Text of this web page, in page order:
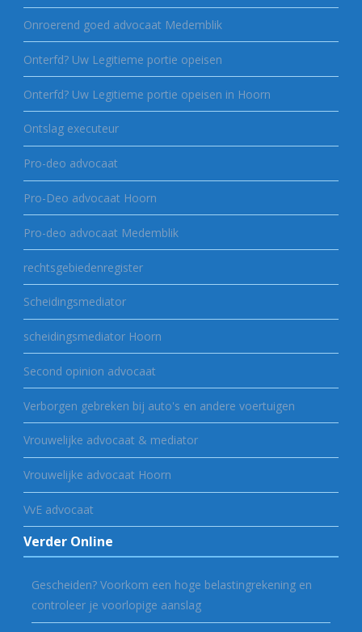
Onroerend goed advocaat Medemblik
Onterfd? Uw Legitieme portie opeisen
Onterfd? Uw Legitieme portie opeisen in Hoorn
Ontslag executeur
Pro-deo advocaat
Pro-Deo advocaat Hoorn
Pro-deo advocaat Medemblik
rechtsgebiedenregister
Scheidingsmediator
scheidingsmediator Hoorn
Second opinion advocaat
Verborgen gebreken bij auto's en andere voertuigen
Vrouwelijke advocaat & mediator
Vrouwelijke advocaat Hoorn
VvE advocaat
Verder Online
Gescheiden? Voorkom een hoge belastingrekening en
controleer je voorlopige aanslag